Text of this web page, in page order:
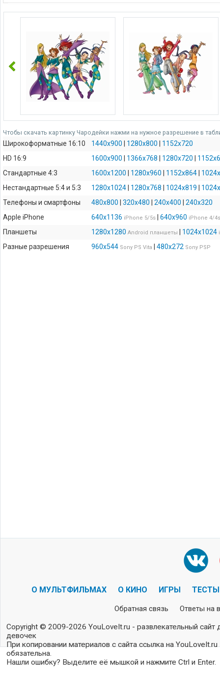
Чтобы скачать картинку Чародейки нажми на нужное разрешение в
Широкоформатные 16:10 1440x900 1280x800
1152x720
HD 16:9
1600x900 1366x768 1280x720
Стандартные 4:3
1600x1200 1280x960 1152x864
Нестандартные 5:4 и 5:3
1280x1024 1280x768 1024x819
Телефоны и смартфоны
480x800 320x480 240x400
240x320
Apple iPhone
640x1136 iPhone 5/5s 640x960 iPhone 4/4s
Планшеты 1280x1280 Android планшеты 1024x1024
Разные разрешения 960x544 Sony PS Vita 480x272 Sony PSP
О МУЛЬТФИЛЬМАХ О КИНО ИГРЫ ТЕСТЫ
Обратная связь Ответы на
Copyright © 2009-2026 YouLoveIt.ru - развлекательный сайт
девочек
При копировании материалов с сайта ссылка на YouLoveIt.ru
обязательна.
Нашли ошибку? Выделите её мышкой и нажмите Ctrl и Enter.